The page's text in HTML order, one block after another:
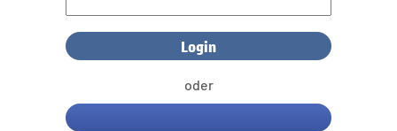
oder